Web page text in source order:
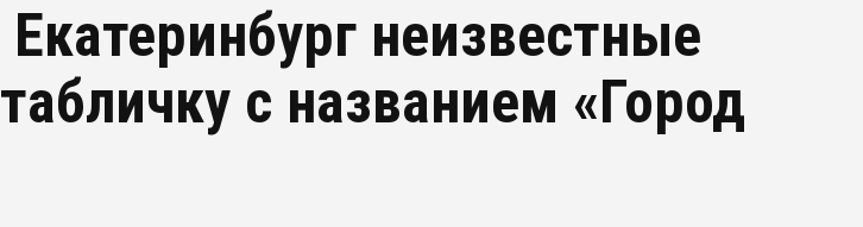
неизвестные
с названием «Город